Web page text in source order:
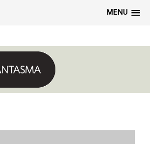
MENU